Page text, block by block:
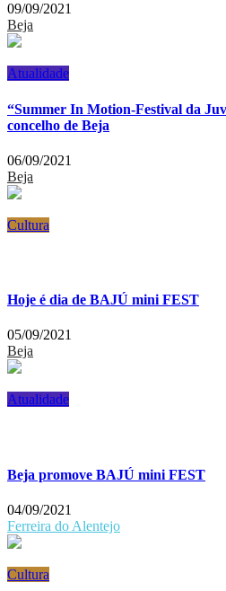
09/09/2021
Beja
Atualidade
“Summer In Motion-Festival da
concelho de Beja
06/09/2021
Beja
Cultura
Hoje é dia de BAJÚ mini FEST
05/09/2021
Beja
Atualidade
Beja promove BAJÚ mini FEST
04/09/2021
Ferreira do Alentejo
Cultura